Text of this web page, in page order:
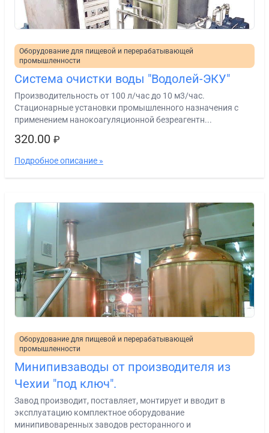
Оборудование для пищевой и перерабатывающей
промышленности
Система очистки воды "Водолей-ЭКУ"
Производительность от 100 л/час до 10 м3/час.
Стационарные установки промышленного назначения с
применением нанокоагуляционной безреагентн...
320.00 ₽
Подробное описание »
Оборудование для пищевой и перерабатывающей
промышленности
Минипивзаводы от производителя из
Чехии "под ключ".
Завод производит, поставляет, монтирует и вводит в
эксплуатацию комплектное оборудование
минипивоваренных заводов ресторанного и